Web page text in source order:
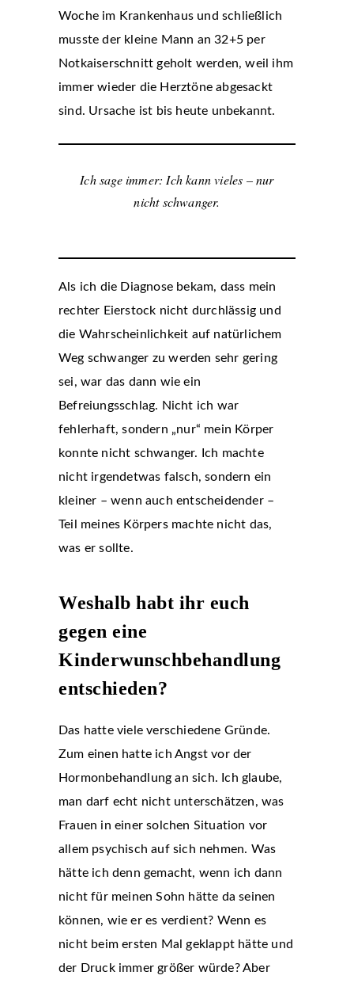
Woche im Krankenhaus und schließlich
musste der kleine Mann an 32+5 per
Notkaiserschnitt geholt werden, weil ihm
immer wieder die Herztöne abgesackt
sind. Ursache ist bis heute unbekannt.
Ich sage immer: Ich kann vieles – nur
nicht schwanger.
Als ich die Diagnose bekam, dass mein
rechter Eierstock nicht durchlässig und
die Wahrscheinlichkeit auf natürlichem
Weg schwanger zu werden sehr gering
sei, war das dann wie ein
Befreiungsschlag. Nicht ich war
fehlerhaft, sondern „nur“ mein Körper
konnte nicht schwanger. Ich machte
nicht irgendetwas falsch, sondern ein
kleiner – wenn auch entscheidender ­–
Teil meines Körpers machte nicht das,
was er sollte.
Weshalb habt ihr euch
gegen eine
Kinderwunschbehandlung
entschieden?
Das hatte viele verschiedene Gründe.
Zum einen hatte ich Angst vor der
Hormonbehandlung an sich. Ich glaube,
man darf echt nicht unterschätzen, was
Frauen in einer solchen Situation vor
allem psychisch auf sich nehmen. Was
hätte ich denn gemacht, wenn ich dann
nicht für meinen Sohn hätte da seinen
können, wie er es verdient? Wenn es
nicht beim ersten Mal geklappt hätte und
der Druck immer größer würde? Aber